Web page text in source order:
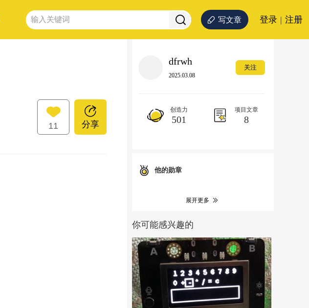
写文章 登录 | 注册
11 分享
dfrwh
2025.03.08
关注
创造力
501
项目文章
8
他的勋章
展开更多
你可能感兴趣的